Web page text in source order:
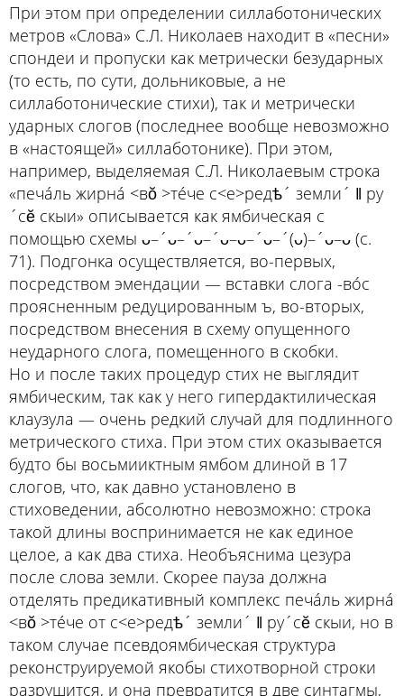
При этом при определении силлаботонических
метров «Слова» С.Л. Николаев находит в «песни»
спондеи и пропуски как метрически безударных
(то есть, по сути, дольниковые, а не
силлаботонические стихи), так и метрически
ударных слогов (последнее вообще невозможно
в «настоящей» силлаботонике). При этом,
например, выделяемая С.Л. Николаевым строка
«печáль жирнá <вŏ >тéче с<е>редѣ´ земли´ ǁ ру
´сӗ скыи» описывается как ямбическая с
помощью схемы ᴗ–´ᴗ–´ᴗ–´ᴗ–ᴗ–´ᴗ–´(ᴗ)–´ᴗ–ᴗ (с.
71). Подгонка осуществляется, во-первых,
посредством эмендации — вставки слога -вóс
проясненным редуцированным ъ, во-вторых,
посредством внесения в схему опущенного
неударного слога, помещенного в скобки.
Но и после таких процедур стих не выглядит
ямбическим, так как у него гипердактилическая
клаузула — очень редкий случай для подлинного
метрического стиха. При этом стих оказывается
будто бы восьмииктным ямбом длиной в 17
слогов, что, как давно установлено в
стиховедении, абсолютно невозможно: строка
такой длины воспринимается не как единое
целое, а как два стиха. Необъяснима цезура
после слова земли. Скорее пауза должна
отделять предикативный комплекс печáль жирнá
<вŏ >тéче от с<е>редѣ´ земли´ ǁ ру´сӗ скыи, но в
таком случае псевдоямбическая структура
реконструируемой якобы стихотворной строки
разрушится, и она превратится в две синтагмы,